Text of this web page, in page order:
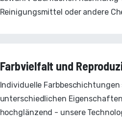
Reinigungsmittel oder andere
Farbvielfalt und
Individuelle
unterschiedlichen
hochglänzend - unsere